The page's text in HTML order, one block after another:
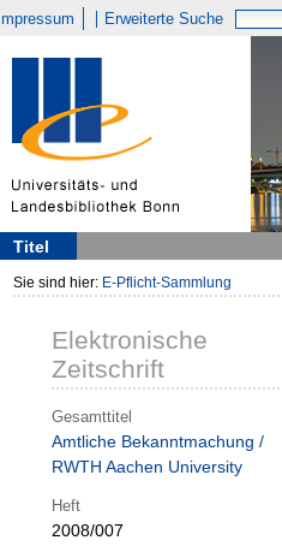
Impressum Erweiterte Suche
Titel
Sie sind hier: E-Pflicht-Sammlung
Elektronische
Zeitschrift
Gesamttitel
Amtliche Bekanntmachung /
RWTH Aachen University
Heft
2008/007